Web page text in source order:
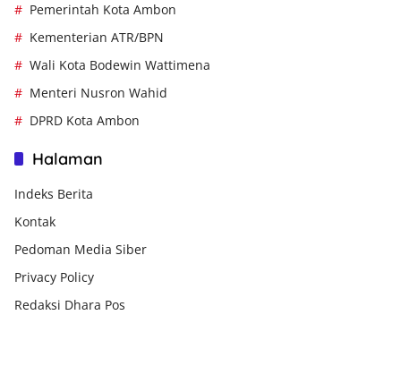
Pemerintah Kota Ambon
Kementerian ATR/BPN
Wali Kota Bodewin Wattimena
Menteri Nusron Wahid
DPRD Kota Ambon
Halaman
Indeks Berita
Kontak
Pedoman Media Siber
Privacy Policy
Redaksi Dhara Pos